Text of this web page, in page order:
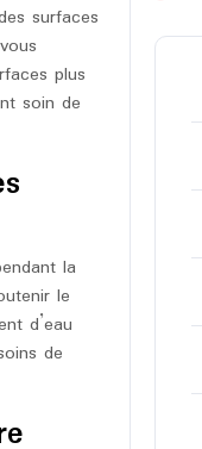
surfaces
plus
soin de
la
le
d’eau
de